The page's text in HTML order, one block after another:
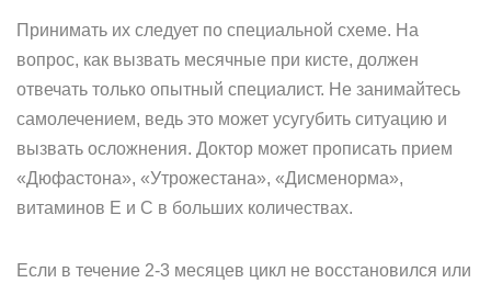
Принимать их следует по специальной схеме. На
вопрос, как вызвать месячные при кисте, должен
отвечать только опытный специалист. Не занимайтесь
самолечением, ведь это может усугубить ситуацию и
вызвать осложнения. Доктор может прописать прием
«Дюфастона», «Утрожестана», «Дисменорма»,
витаминов E и C в больших количествах.
Если в течение 2-3 месяцев цикл не восстановился или